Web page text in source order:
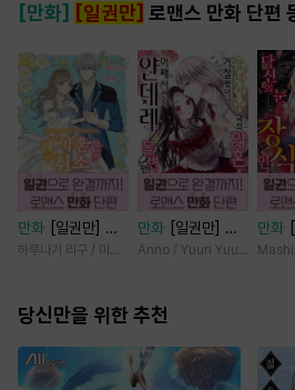
[만화] [일권만] 로맨스 만화 단편
만화
[일권만] 제
약혼은 취소되었습
하루나기 리구 / 미즈메
만화
[일권만] 왕
태자님과의 약혼을
변했습니다 [단행
Anno / Yuuri Yuudachi
만화
례지
당신만을 위한 추천